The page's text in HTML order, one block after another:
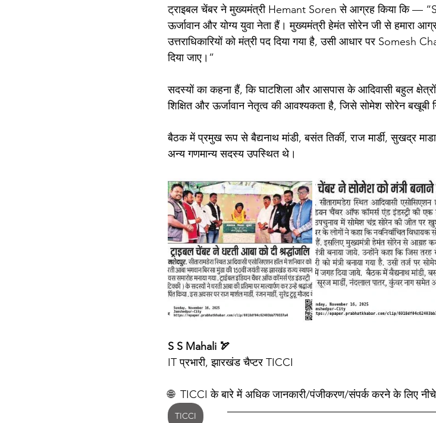
ट्राइबल चेंबर ने मुख्यमंत्री Hemant Soren से आग्रह किया कि —
ऊर्जावान और योग्य युवा नेता हैं। मुख्यमंत्री हेमंत सोरेन जी से हमारा
उत्तराधिकारियों को मंत्री पद दिया गया है, उसी आधार पर Somesh
दिया जाए।”
सदस्यों का कहना हैं, कि घाटशिला और आसपास के आदिवासी बहुल
शिक्षित और ऊर्जावान नेतृत्व की आवश्यकता है, जिसे सोमेश सोरेन बखूबी
बैठक में प्रमुख रूप से बैद्यनाथ मांडी, बसंत तिर्की, राज मार्डी, सुखद्र
अन्य गणमान्य सदस्य उपस्थित थे।
S S Mahali 🏹
IT प्रभारी, झारखंड चैप्टर TICCI
🌐  TICCI के बारे में अधिक जानकारी/पंजीकरण/संपर्क करने के लिए
TICCI